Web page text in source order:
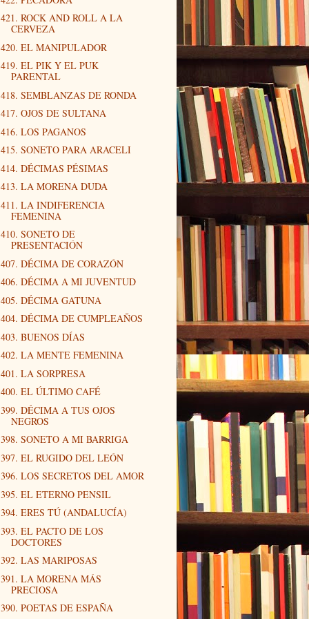
421. ROCK AND ROLL A LA
CERVEZA
420. EL MANIPULADOR
419. EL PIK Y EL PUK
PARENTAL
418. SEMBLANZAS DE RONDA
417. OJOS DE SULTANA
416. LOS PAGANOS
415. SONETO PARA ARACELI
414. DÉCIMAS PÉSIMAS
413. LA MORENA DUDA
411. LA INDIFERENCIA
FEMENINA
410. SONETO DE
PRESENTACIÓN
407. DÉCIMA DE CORAZÓN
406. DÉCIMA A MI JUVENTUD
405. DÉCIMA GATUNA
404. DÉCIMA DE CUMPLEAÑOS
403. BUENOS DÍAS
402. LA MENTE FEMENINA
401. LA SORPRESA
400. EL ÚLTIMO CAFÉ
399. DÉCIMA A TUS OJOS
NEGROS
398. SONETO A MI BARRIGA
397. EL RUGIDO DEL LEÓN
396. LOS SECRETOS DEL AMOR
395. EL ETERNO PENSIL
394. ERES TÚ (ANDALUCÍA)
393. EL PACTO DE LOS
DOCTORES
392. LAS MARIPOSAS
391. LA MORENA MÁS
PRECIOSA
390. POETAS DE ESPAÑA